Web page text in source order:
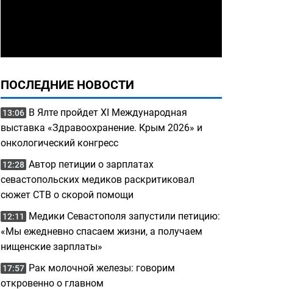
ПОСЛЕДНИЕ НОВОСТИ
13:06 В Ялте пройдет XI Международная
выставка «Здравоохранение. Крым 2026» и
онкологический конгресс
12:28 Автор петиции о зарплатах
севастопольских медиков раскритиковал
сюжет СТВ о скорой помощи
12:11
Медики Севастополя запустили петицию:
«Мы ежедневно спасаем жизни, а получаем
нищенские зарплаты»
17:57 Рак молочной железы: говорим
откровенно о главном